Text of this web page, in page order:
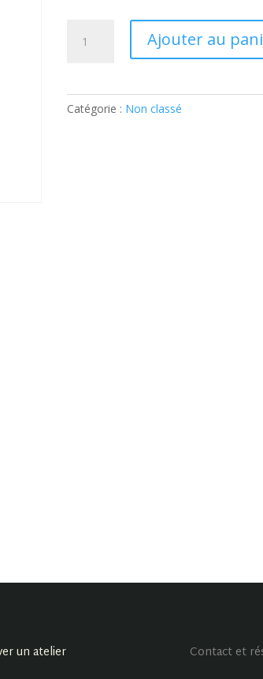
ENFANT
Ajouter au
Catégorie : Non classé
un atelier
Contact et